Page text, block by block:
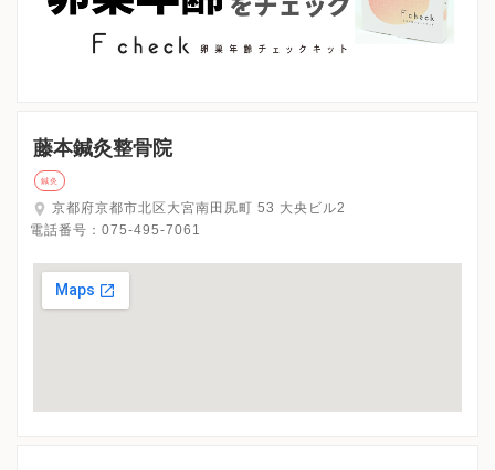
藤本鍼灸整骨院
鍼灸
京都府京都市北区大宮南田尻町 53 大央ビル2
電話番号： 075-495-7061